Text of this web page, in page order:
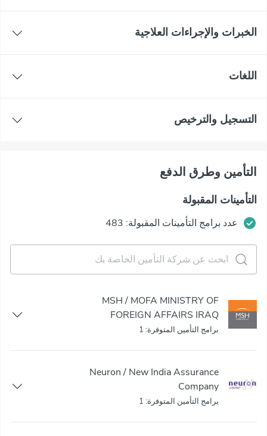
الخبرات والإجراءات العلاجية
اللغات
التسجيل والترخيص
التأمين وطرق الدفع
التأمينات المقبولة
عدد برامج التأمينات المقبولة: 483
MSH / MOFA MINISTRY OF
FOREIGN AFFAIRS IRAQ
برامج التأمين المتوفرة: 1
Neuron / New India Assurance
Company
برامج التأمين المتوفرة: 1